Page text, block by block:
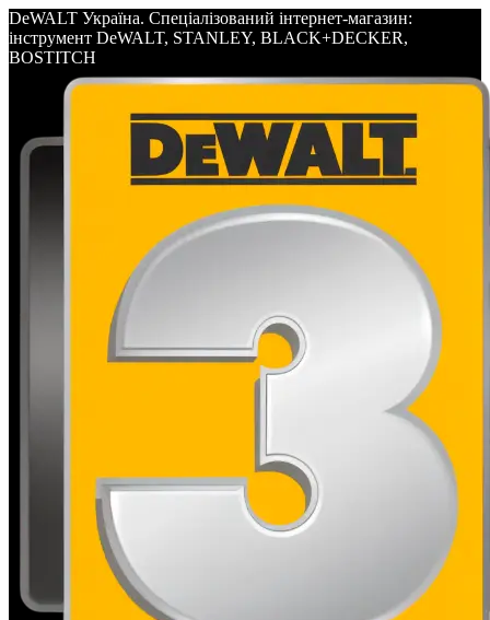
DeWALT Україна. Спеціалізований інтернет-магазин:
інструмент DeWALT, STANLEY, BLACK+DECKER,
BOSTITCH